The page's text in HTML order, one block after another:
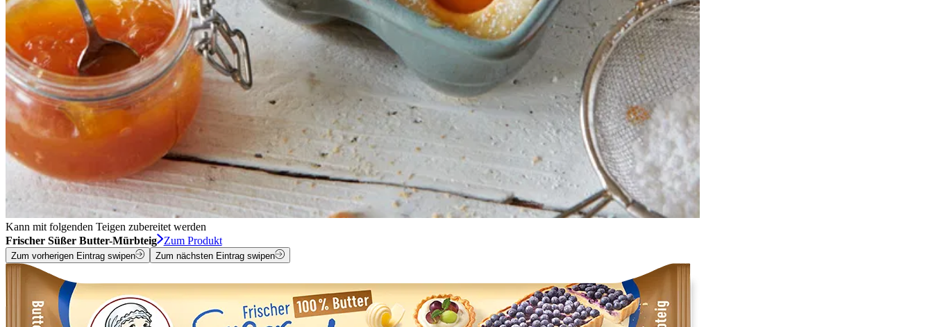
Kann mit folgenden Teigen zubereitet werden
Frischer Süßer Butter-Mürbteig
Zum Produkt
Zum vorherigen Eintrag swipen Zum nächsten Eintrag swipen